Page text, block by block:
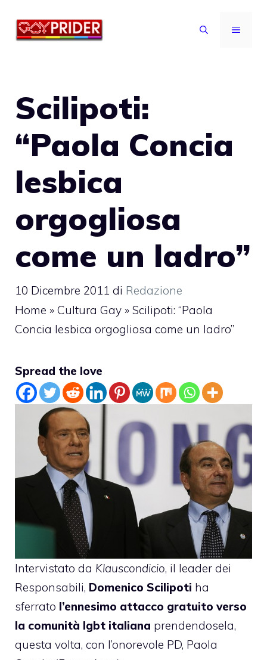
MENU
Scilipoti:
“Paola Concia
lesbica
orgogliosa
come un ladro”
10 Dicembre 2011 di Redazione
Home » Cultura Gay » Scilipoti: “Paola
Concia lesbica orgogliosa come un ladro”
Spread the love
Intervistato da Klauscondicio, il leader dei
Responsabili, Domenico Scilipoti ha
sferrato l’ennesimo attacco gratuito verso
la comunità lgbt italiana prendendosela,
questa volta, con l’onorevole PD, Paola